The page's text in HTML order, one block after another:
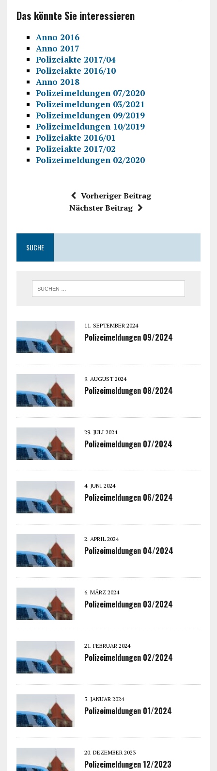
Das könnte Sie interessieren
Anno 2016
Anno 2017
Polizeiakte 2017/04
Polizeiakte 2016/10
Anno 2018
Polizeimeldungen 07/2020
Polizeimeldungen 03/2021
Polizeimeldungen 09/2019
Polizeimeldungen 10/2019
Polizeiakte 2016/01
Polizeiakte 2017/02
Polizeimeldungen 02/2020
Vorheriger Beitrag
Nächster Beitrag
SUCHE
11. SEPTEMBER 2024
Polizeimeldungen 09/2024
9. AUGUST 2024
Polizeimeldungen 08/2024
29. JULI 2024
Polizeimeldungen 07/2024
4. JUNI 2024
Polizeimeldungen 06/2024
2. APRIL 2024
Polizeimeldungen 04/2024
6. MÄRZ 2024
Polizeimeldungen 03/2024
21. FEBRUAR 2024
Polizeimeldungen 02/2024
3. JANUAR 2024
Polizeimeldungen 01/2024
20. DEZEMBER 2023
Polizeimeldungen 12/2023